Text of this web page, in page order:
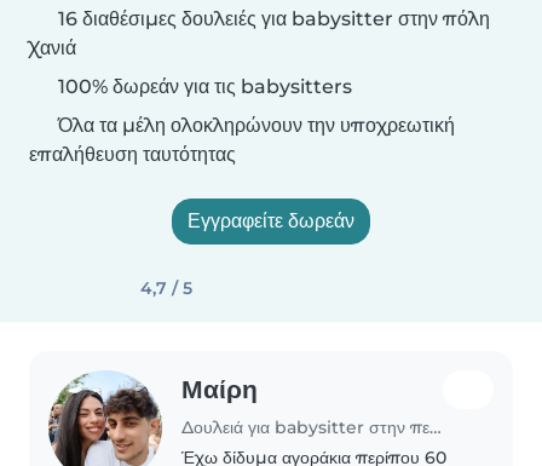
16 διαθέσιμες δουλειές για babysitter στην πόλη
Χανιά
100% δωρεάν για τις babysitters
Όλα τα μέλη ολοκληρώνουν την υποχρεωτική
επαλήθευση ταυτότητας
Εγγραφείτε δωρεάν
4,7 / 5
Μαίρη
Δουλειά για babysitter στην περιοχή Χανιά
Έχω δίδυμα αγοράκια περίπου 60